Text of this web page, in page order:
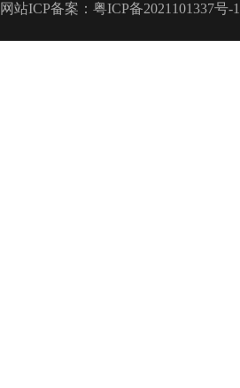
网站ICP备案： 粤ICP备2021101337号-1